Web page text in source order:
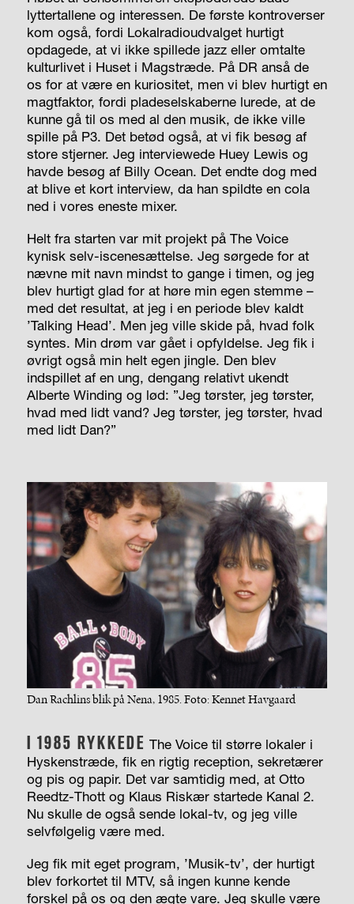
lyttertallene og interessen. De første kontroverser
kom også, fordi Lokalradioudvalget hurtigt
opdagede, at vi ikke spillede jazz eller omtalte
kulturlivet i Huset i Magstræde. På DR anså de
os for at være en kuriositet, men vi blev hurtigt en
magtfaktor, fordi pladeselskaberne lurede, at de
kunne gå til os med al den musik, de ikke ville
spille på P3. Det betød også, at vi fik besøg af
store stjerner. Jeg interviewede Huey Lewis og
havde besøg af Billy Ocean. Det endte dog med
at blive et kort interview, da han spildte en cola
ned i vores eneste mixer.
Helt fra starten var mit projekt på The Voice
kynisk selv-iscenesættelse. Jeg sørgede for at
nævne mit navn mindst to gange i timen, og jeg
blev hurtigt glad for at høre min egen stemme –
med det resultat, at jeg i en periode blev kaldt
’Talking Head’. Men jeg ville skide på, hvad folk
syntes. Min drøm var gået i opfyldelse. Jeg fik i
øvrigt også min helt egen jingle. Den blev
indspillet af en ung, dengang relativt ukendt
Alberte Winding og lød: ”Jeg tørster, jeg tørster,
hvad med lidt vand? Jeg tørster, jeg tørster, hvad
med lidt Dan?”
Dan Rachlins blik på Nena, 1985. Foto: Kennet Havgaard
I 1985 RYKKEDE The Voice til større lokaler i
Hyskenstræde, fik en rigtig reception, sekretærer
og pis og papir. Det var samtidig med, at Otto
Reedtz-Thott og Klaus Riskær startede Kanal 2.
Nu skulle de også sende lokal-tv, og jeg ville
selvfølgelig være med.
Jeg fik mit eget program, ’Musik-tv’, der hurtigt
blev forkortet til MTV, så ingen kunne kende
forskel på os og den ægte vare. Jeg skulle være